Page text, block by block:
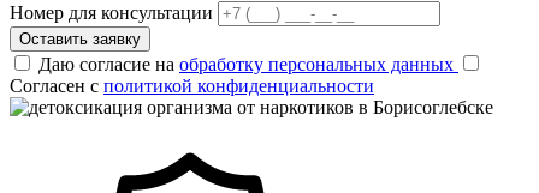
Номер для консультации
Оставить заявку
Даю согласие на обработку персональных данных
Согласен с политикой конфиденциальности